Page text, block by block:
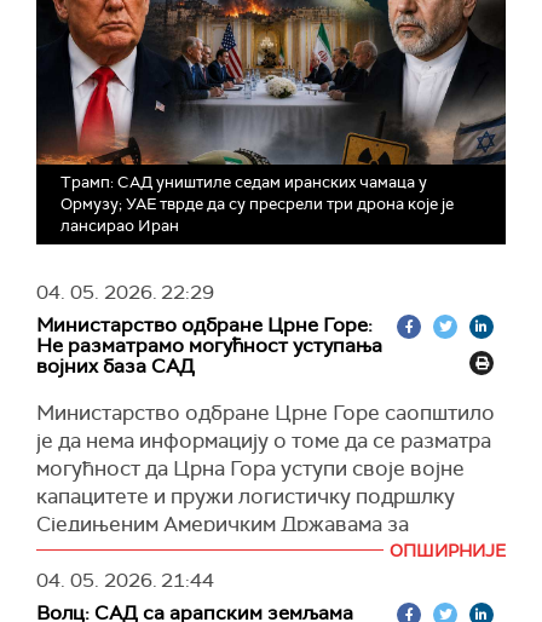
Трамп: САД уништиле седам иранских чамаца у
Ормузу; УАЕ тврде да су пресрели три дрона које је
лансирао Иран
04. 05. 2026.22:29
Министарство одбране Црне Горе:
Не разматрамо могућност уступања
војних база САД
Министарство одбране Црне Горе саопштило
је да нема информацију о томе да се разматра
могућност да Црна Гора уступи своје војне
капацитете и пружи логистичку подршлку
Сједињеним Америчким Државама за
евентуални рат против Ирана.
У одговору на упит РТЦГ из Министарства су
ОПШИРНИЈЕ
04. 05. 2026.21:44
Волц: САД са арапским земљама